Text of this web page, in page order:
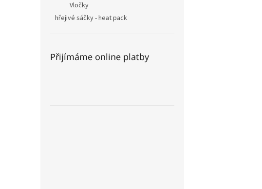
Vločky
hřejivé sáčky - heat pack
Přijímáme online platby